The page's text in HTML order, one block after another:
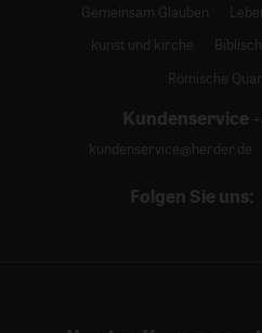
Gemeinsam Glauben
kunst und kirche
Römische
Kundenservice
kundenservice@herder.de
Folgen Sie uns: